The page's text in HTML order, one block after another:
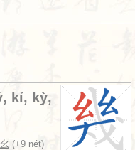
, kỉ, kỳ,
(+9 nét)